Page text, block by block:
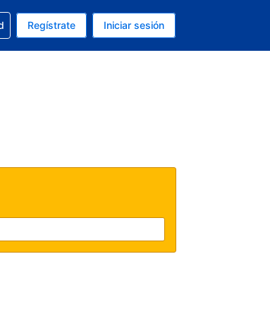
mexicano
actual es Español (México)
Regístrate Iniciar sesión